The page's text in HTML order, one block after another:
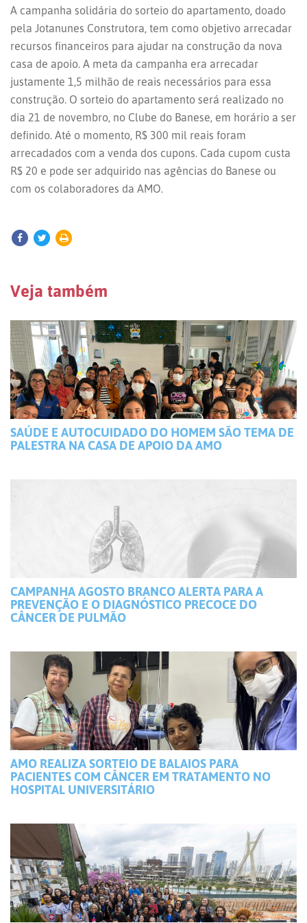
A campanha solidária do sorteio do apartamento, doado
pela Jotanunes Construtora, tem como objetivo arrecadar
recursos financeiros para ajudar na construção da nova
casa de apoio. A meta da campanha era arrecadar
justamente 1,5 milhão de reais necessários para essa
construção. O sorteio do apartamento será realizado no
dia 21 de novembro, no Clube do Banese, em horário a ser
definido. Até o momento, R$ 300 mil reais foram
arrecadados com a venda dos cupons. Cada cupom custa
R$ 20 e pode ser adquirido nas agências do Banese ou
com os colaboradores da AMO.
Veja também
SAÚDE E AUTOCUIDADO DO HOMEM SÃO TEMA DE
PALESTRA NA CASA DE APOIO DA AMO
CAMPANHA AGOSTO BRANCO ALERTA PARA A
PREVENÇÃO E O DIAGNÓSTICO PRECOCE DO
CÂNCER DE PULMÃO
AMO REALIZA SORTEIO DE BALAIOS PARA
PACIENTES COM CÂNCER EM TRATAMENTO NO
HOSPITAL UNIVERSITÁRIO